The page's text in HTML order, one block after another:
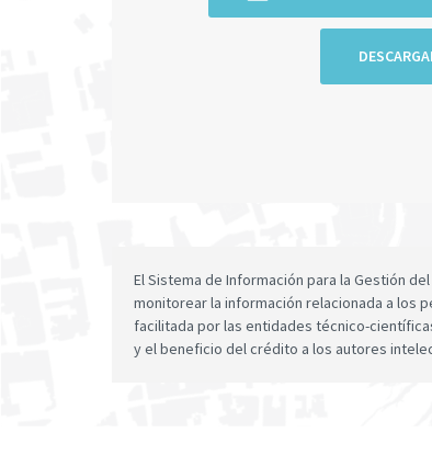
El Sistema de Información para la Gestión
monitorear la información relacionada a los
facilitada por las entidades técnico-
y el beneficio del crédito a los autores